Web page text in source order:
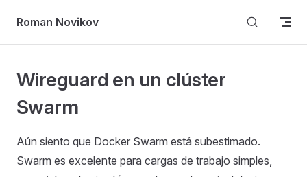
Skip to content
Roman Novikov
Wireguard en un clúster
Swarm
Aún siento que Docker Swarm está subestimado.
Swarm es excelente para cargas de trabajo simples,